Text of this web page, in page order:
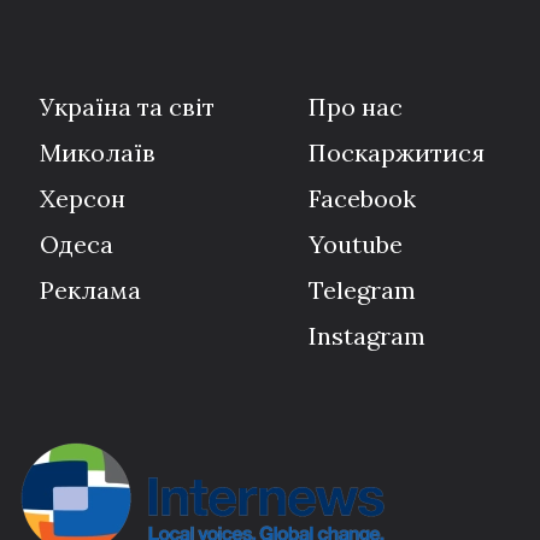
Україна та світ
Миколаїв
Херсон
Одеса
Реклама
Про нас
Поскаржитися
Facebook
Youtube
Telegram
Instagram